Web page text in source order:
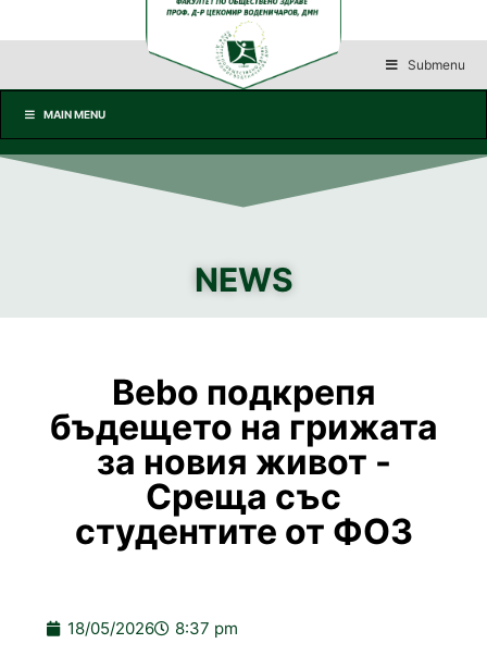
Submenu
MAIN MENU
NEWS
Bebo подкрепя
бъдещето на грижата
за новия живот -
Среща със
студентите от ФОЗ
18/05/2026 8:37 pm